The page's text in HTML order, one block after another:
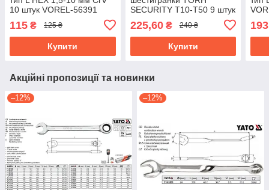
10 штук VOREL-56391
115 ₴ 125 ₴
Купити
SECURITY Т10-Т50 9 штук
225,60₴ 240 ₴
Купити
Акційні пропозиції та новинки
–12% –12%